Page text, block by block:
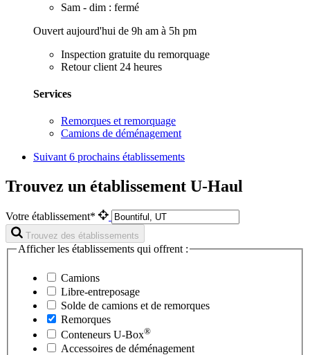
Sam - dim : fermé
Ouvert aujourd'hui de 9h am à 5h pm
Inspection gratuite du remorquage
Retour client 24 heures
Services
Remorques et remorquage
Camions de déménagement
Suivant 6 prochains établissements
Trouvez un établissement U-Haul
Votre établissement*
Trouvez des établissements
Afficher les établissements qui offrent :
Camions
Libre-entreposage
Solde de camions et de remorques
Remorques
Conteneurs U-Box®
Accessoires de déménagement